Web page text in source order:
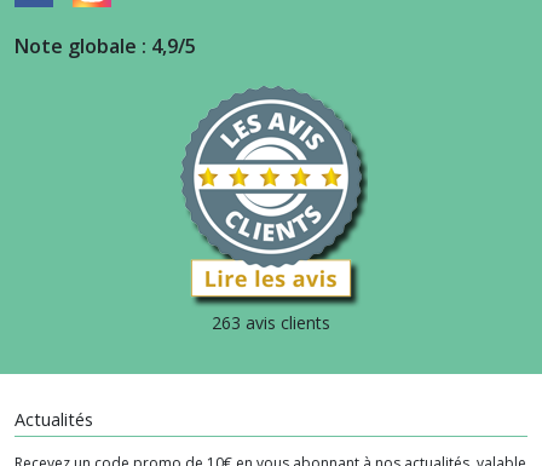
Note globale : 4,9/5
263 avis clients
Actualités